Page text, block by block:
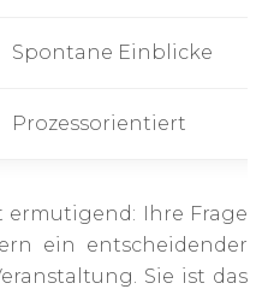
Spontane Einblicke
Prozessorientiert
ermutigend: Ihre Frage
ein entscheidender
Sie ist das